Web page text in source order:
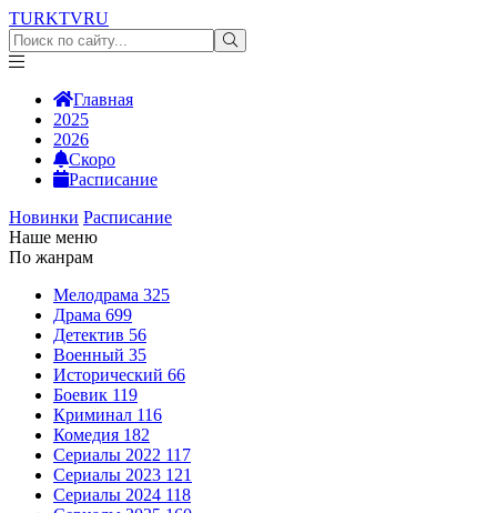
TURKTVRU
Главная
2025
2026
Скоро
Расписание
Новинки Расписание
Наше меню
По жанрам
Мелодрама 325
Драма 699
Детектив 56
Военный 35
Исторический 66
Боевик 119
Криминал 116
Комедия 182
Сериалы 2022 117
Сериалы 2023 121
Сериалы 2024 118